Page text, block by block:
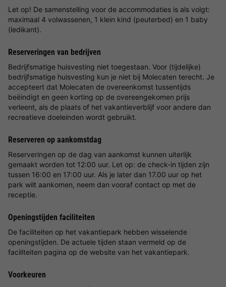
Let op! De samenstelling voor de accommodaties is als volgt:
maximaal 4 volwassenen, 1 klein kind (peuterbed) en 1 baby
(ledikant).
Reserveringen van bedrijven
Bedrijfsmatige huisvesting niet toegestaan. Voor (tijdelijke)
bedrijfsmatige huisvesting kun je niet bij Molecaten terecht. Je
accepteert dat Molecaten de overeenkomst tussentijds
beëindigt en geen korting op de overeengekomen prijs
verleent, als de plaats of het vakantieverblijf voor andere dan
recreatieve doeleinden wordt gebruikt.
Reserveren op aankomstdag
Reserveringen op de dag van aankomst kunnen uiterlijk
gemaakt worden tot 12:00 uur. Let op: de check-in tijden zijn
tussen 16:00 en 17:00 uur. Als je later dan 17.00 uur op het
park wilt aankomen, neem dan vooraf contact op met de
receptie.
Openingstijden faciliteiten
De faciliteiten op het vakantiepark hebben wisselende
openingstijden. De actuele tijden staan vermeld op de
faciliteiten pagina op de website van het vakantiepark.
Voorkeuren